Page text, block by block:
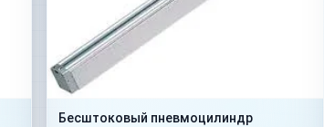
Бесштоковый пневмоцилиндр